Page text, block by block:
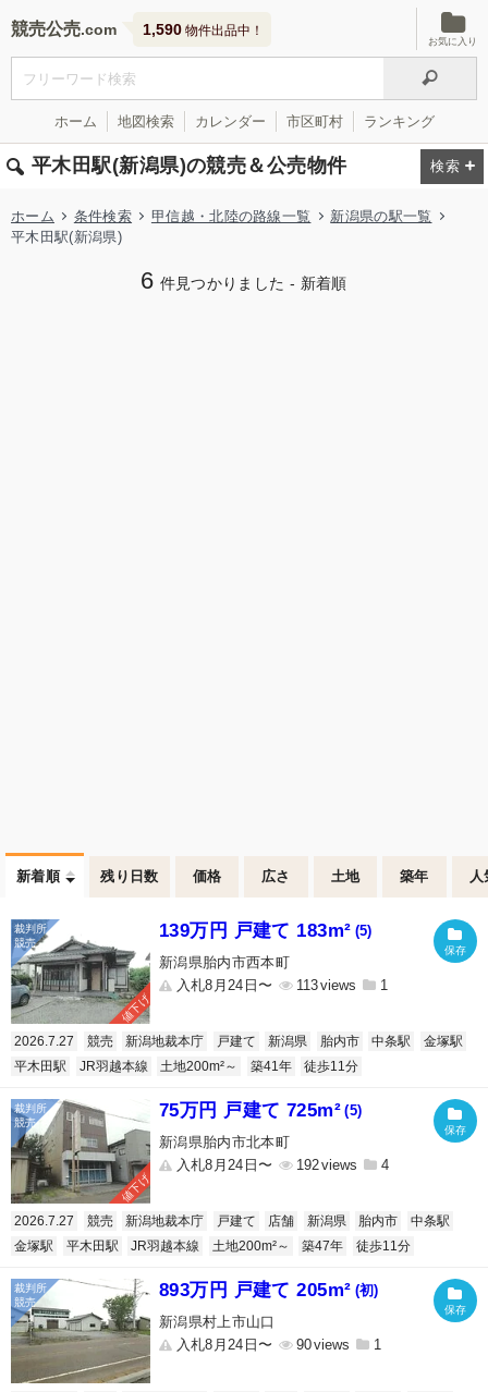
競売公売 1,590 物件出品中！
お気に入り
ホーム 地図検索 カレンダー 市区町村 ランキング
平木田駅(新潟県)の競売＆公売物件
ホーム 条件検索 甲信越・北陸の路線一覧
新潟県の駅一覧
平木田駅(新潟県)
6 件見つかりました - 新着順
新着順 残り日数 価格 広さ 土地 築年 人
値下げ
139万円 戸建て 183m² (5)
新潟県胎内市西本町
入札8月24日〜
113 1
2026.7.27 競売 新潟地裁本庁 戸建て 新潟県 胎内市 中条駅
金塚駅
平木田駅
JR羽越本線 土地200m²～ 築41年 徒歩11分
値下げ
75万円 戸建て 725m² (5)
新潟県胎内市北本町
入札8月24日〜
192 4
2026.7.27 競売 新潟地裁本庁 戸建て 店舗 新潟県 胎内市
中条駅
金塚駅
平木田駅 JR羽越本線 土地200m²～ 築47年 徒歩11分
893万円 戸建て 205m² (初)
新潟県村上市山口
入札8月24日〜
90 1